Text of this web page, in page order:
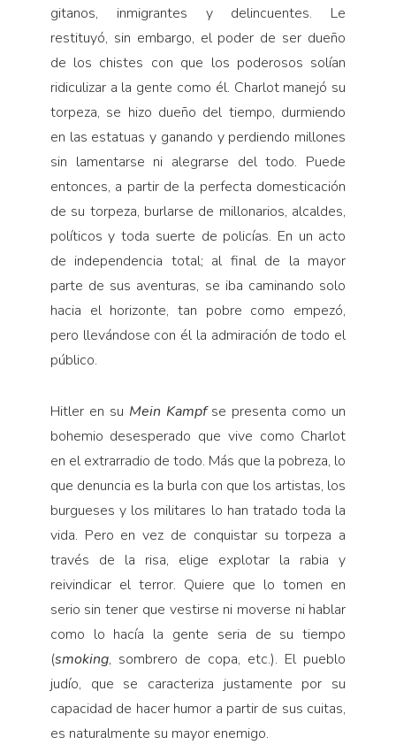
gitanos, inmigrantes y delincuentes. Le
restituyó, sin embargo, el poder de ser dueño
de los chistes con que los poderosos solían
ridiculizar a la gente como él. Charlot manejó su
torpeza, se hizo dueño del tiempo, durmiendo
en las estatuas y ganando y perdiendo millones
sin lamentarse ni alegrarse del todo. Puede
entonces, a partir de la perfecta domesticación
de su torpeza, burlarse de millonarios, alcaldes,
políticos y toda suerte de policías. En un acto
de independencia total; al final de la mayor
parte de sus aventuras, se iba caminando solo
hacia el horizonte, tan pobre como empezó,
pero llevándose con él la admiración de todo el
público.
Hitler en su Mein Kampfse presenta como un
bohemio desesperado que vive como Charlot
en el extrarradio de todo. Más que la pobreza, lo
que denuncia es la burla con que los artistas, los
burgueses y los militares lo han tratado toda la
vida. Pero en vez de conquistar su torpeza a
través de la risa, elige explotar la rabia y
reivindicar el terror. Quiere que lo tomen en
serio sin tener que vestirse ni moverse ni hablar
como lo hacía la gente seria de su tiempo
(smoking, sombrero de copa, etc.). El pueblo
judío, que se caracteriza justamente por su
capacidad de hacer humor a partir de sus cuitas,
es naturalmente su mayor enemigo.